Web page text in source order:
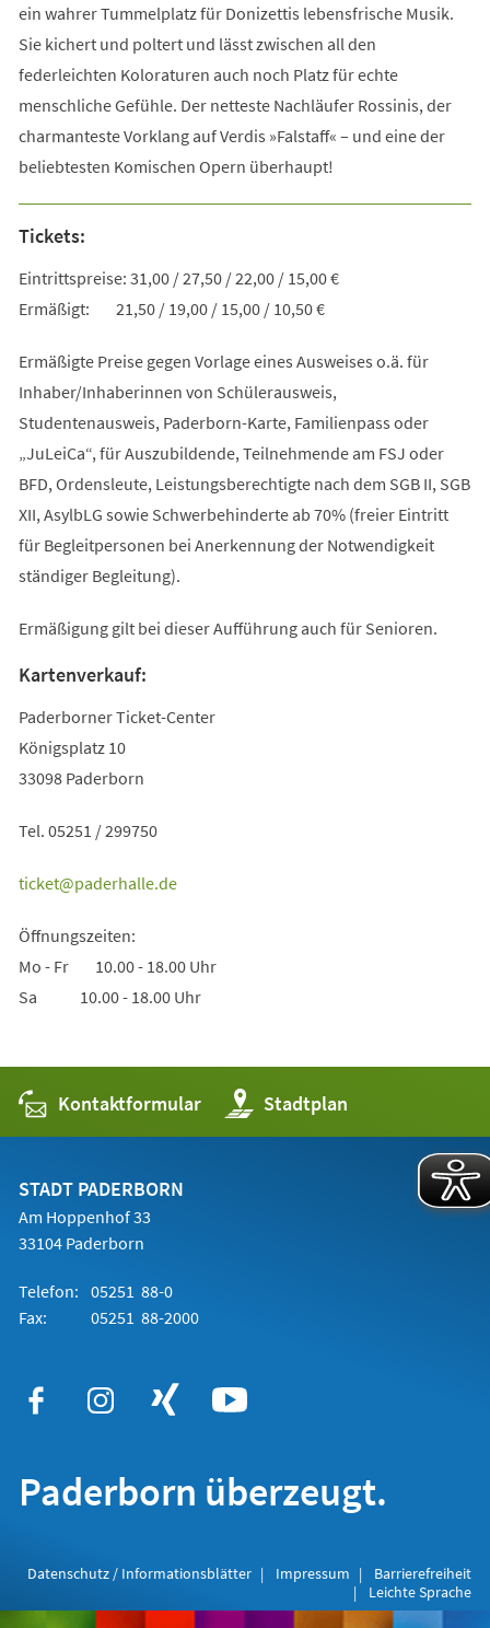
ein wahrer Tummelplatz für Donizettis lebensfrische Musik.
Sie kichert und poltert und lässt zwischen all den
federleichten Koloraturen auch noch Platz für echte
menschliche Gefühle. Der netteste Nachläufer Rossinis, der
charmanteste Vorklang auf Verdis »Falstaff« – und eine der
beliebtesten Komischen Opern überhaupt!
Tickets:
Eintrittspreise: 31,00 / 27,50 / 22,00 / 15,00 €
Ermäßigt: 21,50 / 19,00 / 15,00 / 10,50 €
Ermäßigte Preise gegen Vorlage eines Ausweises o.ä. für
Inhaber/Inhaberinnen von Schülerausweis,
Studentenausweis, Paderborn-Karte, Familienpass oder
„JuLeiCa“, für Auszubildende, Teilnehmende am FSJ oder
BFD, Ordensleute, Leistungsberechtigte nach dem SGB II, SGB
XII, AsylbLG sowie Schwerbehinderte ab 70% (freier Eintritt
für Begleitpersonen bei Anerkennung der Notwendigkeit
ständiger Begleitung).
Ermäßigung gilt bei dieser Aufführung auch für Senioren.
Kartenverkauf:
Paderborner Ticket-Center
Königsplatz 10
33098 Paderborn
Tel. 05251 / 299750
ticket paderhalle de
Öffnungszeiten:
Mo - Fr 10.00 - 18.00 Uhr
Sa 10.00 - 18.00 Uhr
Kontaktformular Stadtplan
(Öffnet
in
einem
STADT PADERBORN
Am Hoppenhof 33
33104 Paderborn
Telefon: 05251 88-0
Fax:
05251 88-2000
Paderborn überzeugt.
Datenschutz / Informationsblätter Impressum
Barrierefreiheit
Leichte Sprache